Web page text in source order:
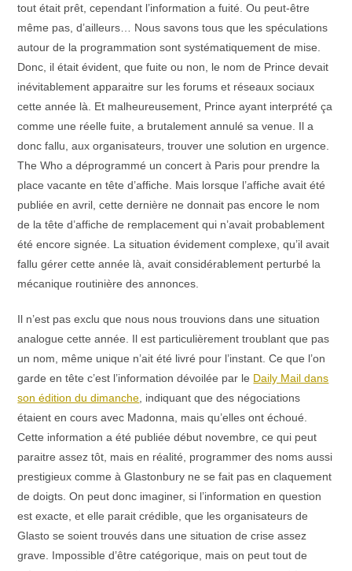
tout était prêt, cependant l’information a fuité. Ou peut-être
même pas, d’ailleurs… Nous savons tous que les spéculations
autour de la programmation sont systématiquement de mise.
Donc, il était évident, que fuite ou non, le nom de Prince devait
inévitablement apparaitre sur les forums et réseaux sociaux
cette année là. Et malheureusement, Prince ayant interprété ça
comme une réelle fuite, a brutalement annulé sa venue. Il a
donc fallu, aux organisateurs, trouver une solution en urgence.
The Who a déprogrammé un concert à Paris pour prendre la
place vacante en tête d’affiche. Mais lorsque l’affiche avait été
publiée en avril, cette dernière ne donnait pas encore le nom
de la tête d’affiche de remplacement qui n’avait probablement
été encore signée. La situation évidement complexe, qu’il avait
fallu gérer cette année là, avait considérablement perturbé la
mécanique routinière des annonces.
Il n’est pas exclu que nous nous trouvions dans une situation
analogue cette année. Il est particulièrement troublant que pas
un nom, même unique n’ait été livré pour l’instant. Ce que l’on
garde en tête c’est l’information dévoilée par le Daily Mail dans
son édition du dimanche , indiquant que des négociations
étaient en cours avec Madonna, mais qu’elles ont échoué.
Cette information a été publiée début novembre, ce qui peut
paraitre assez tôt, mais en réalité, programmer des noms aussi
prestigieux comme à Glastonbury ne se fait pas en claquement
de doigts. On peut donc imaginer, si l’information en question
est exacte, et elle parait crédible, que les organisateurs de
Glasto se soient trouvés dans une situation de crise assez
grave. Impossible d’être catégorique, mais on peut tout de